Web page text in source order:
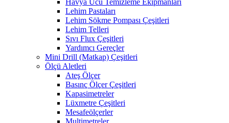
Havya Ucu Temizleme Ekipmanları
Lehim Pastaları
Lehim Sökme Pompası Çeşitleri
Lehim Telleri
Sıvı Flux Çeşitleri
Yardımcı Gereçler
Mini Drill (Matkap) Çeşitleri
Ölçü Aletleri
Ateş Ölçer
Basınç Ölçer Çeşitleri
Kapasimetreler
Lüxmetre Çeşitleri
Mesafeölçerler
Multimetreler